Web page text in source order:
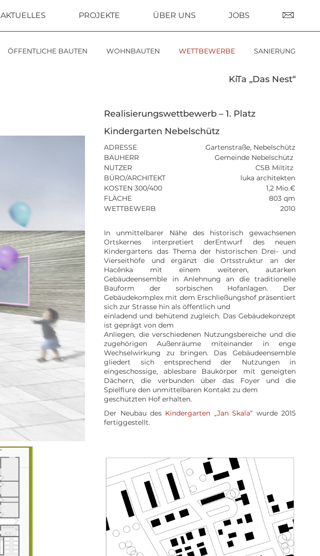
AKTUELLES PROJEKTE ÜBER UNS JOBS
ÖFFENTLICHE BAUTEN WOHNBAUTEN WETTBEWERBE SANIERUNG
KiTa „Das Nest“
Realisierungswettbewerb – 1. Platz
Kindergarten Nebelschütz
ADRESSE
Gartenstraße, Nebelschütz
BAUHERR
Gemeinde Nebelschütz
NUTZER
CSB Miltitz
BÜRO/ARCHITEKT
luka architekten
KOSTEN 300/400
1,2 Mio.€
FLÄCHE
803 qm
WETTBEWERB
2010
In unmittelbarer Nähe des historisch gewachsenen
Ortskernes interpretiert derEntwurf des neuen
Kindergartens das Thema der historischen Drei- und
Vierseithöfe und ergänzt die Ortsstruktur an der
Hacênka mit einem weiteren, autarken
Gebäudeensemble in Anlehnung an die traditionelle
Bauform der sorbischen Hofanlagen. Der
Gebäudekomplex mit dem Erschließungshof präsentiert
sich zur Strasse hin als öffentlich und
einladend und behütend zugleich. Das Gebäudekonzept
ist geprägt von dem
Anliegen, die verschiedenen Nutzungsbereiche und die
zugehörigen Außenräume miteinander in enge
Wechselwirkung zu bringen. Das Gebäudeensemble
gliedert sich entsprechend der Nutzungen in
eingeschossige, ablesbare Baukörper mit geneigten
Dächern, die verbunden über das Foyer und die
Spielflure den unmittelbaren Kontakt zu dem
geschützten Hof erhalten.
Der Neubau des Kindergarten „Jan Skala“ wurde 2015
fertiggestellt.